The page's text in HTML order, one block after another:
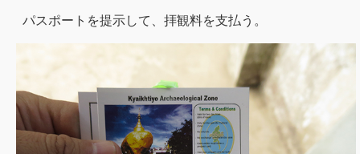
パスポートを提示して、拝観料を支払う。